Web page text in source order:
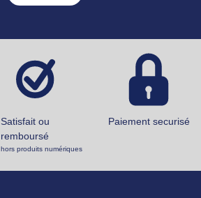
Satisfait ou
remboursé
hors produits numériques
Paiement securisé